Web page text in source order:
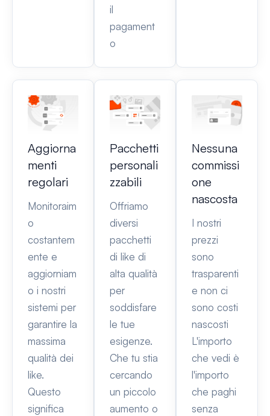
il
pagament
o
Aggiorna
menti
regolari
Monitoraim
o
costantem
ente e
aggiorniam
o i nostri
sistemi per
garantire la
massima
qualità dei
like.
Questo
significa
Pacchetti
personali
zzabili
Offriamo
diversi
pacchetti
di like di
alta qualità
per
soddisfare
le tue
esigenze.
Che tu stia
cercando
un piccolo
aumento o
Nessuna
commissi
one
nascosta
I nostri
prezzi
sono
trasparenti
e non ci
sono costi
nascosti
L'importo
che vedi è
l'importo
che paghi
senza